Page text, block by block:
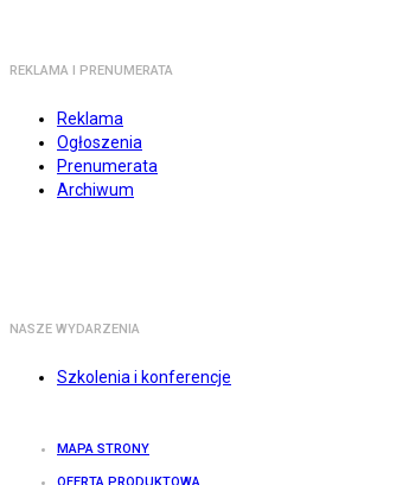
REKLAMA I PRENUMERATA
Reklama
Ogłoszenia
Prenumerata
Archiwum
NASZE WYDARZENIA
Szkolenia i konferencje
MAPA STRONY